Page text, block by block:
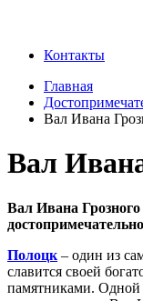
Контакты
Главная
Вал Ивана
Вал
Вал Ивана
Полоцк – один из
славится своей
памятниками. Одной